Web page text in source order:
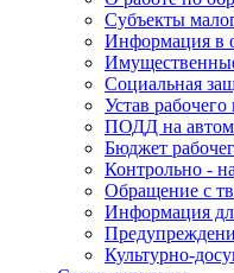
Субъекты
Информация в
Социальная
Устав
ПОДД на
Бюджет
Контрольно -
Обращение с
Информация
Культурно-